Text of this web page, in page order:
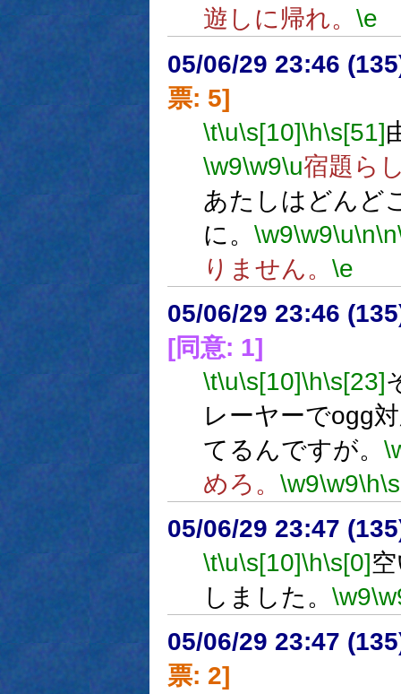
遊しに帰れ。 \e
05/06/29 23:46
票: 5]
\t\u\s[10]\h\s[51]
\w9\w9\u宿題ら
あたしはどんど
に。 \w9\w9\u\n\n
りません。 \e
05/06/29 23:46
[同意: 1]
\t\u\s[10]\h\s[23]
レーヤーでogg
てるんですが。
めろ。 \w9\w9\h
05/06/29 23:47
\t\u\s[10]\h\s[0]
しました。 \w9
05/06/29 23:47
票: 2]